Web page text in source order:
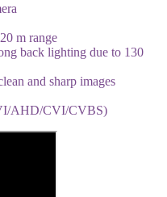
m range
back lighting due to 130
and sharp images
AHD/CVI/CVBS)